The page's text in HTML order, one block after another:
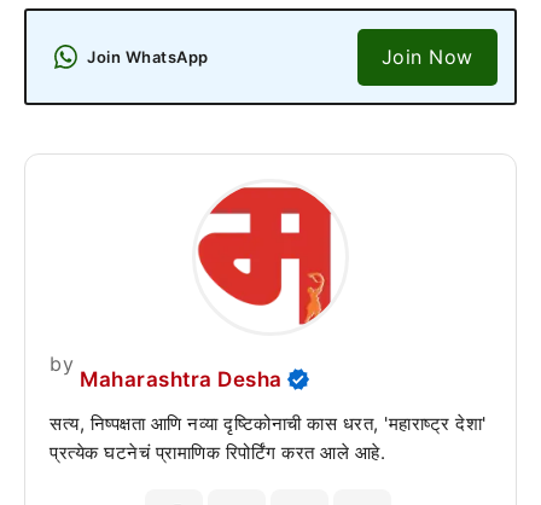
Join WhatsApp Join Now
by
Maharashtra Desha
सत्य, निष्पक्षता आणि नव्या दृष्टिकोनाची कास धरत, 'महाराष्ट्र देशा'
प्रत्येक घटनेचं प्रामाणिक रिपोर्टिंग करत आले आहे.